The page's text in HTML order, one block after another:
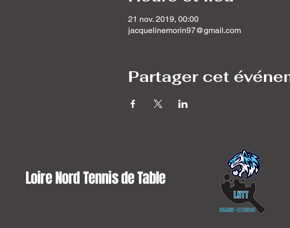
21 nov. 2019, 00:00
jacquelinemorin97@gmail.com
Partager cet
Loire Nord Tennis de Table